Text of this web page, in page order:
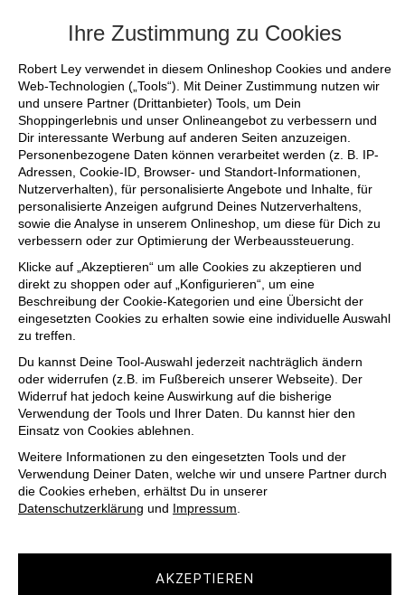
Ihre Zustimmung zu Cookies
Robert Ley verwendet in diesem Onlineshop Cookies und andere
Web-Technologien („Tools“). Mit Deiner Zustimmung nutzen wir
und unsere Partner (Drittanbieter) Tools, um Dein
Shoppingerlebnis und unser Onlineangebot zu verbessern und
Dir interessante Werbung auf anderen Seiten anzuzeigen.
Personenbezogene Daten können verarbeitet werden (z. B. IP-
Adressen, Cookie-ID, Browser- und Standort-Informationen,
Nutzerverhalten), für personalisierte Angebote und Inhalte, für
personalisierte Anzeigen aufgrund Deines Nutzerverhaltens,
sowie die Analyse in unserem Onlineshop, um diese für Dich zu
verbessern oder zur Optimierung der Werbeaussteuerung.
Klicke auf „Akzeptieren“ um alle Cookies zu akzeptieren und
direkt zu shoppen oder auf „Konfigurieren“, um eine
Beschreibung der Cookie-Kategorien und eine Übersicht der
eingesetzten Cookies zu erhalten sowie eine individuelle Auswahl
zu treffen.
Du kannst Deine Tool-Auswahl jederzeit nachträglich ändern
oder widerrufen (z.B. im Fußbereich unserer Webseite). Der
Widerruf hat jedoch keine Auswirkung auf die bisherige
Verwendung der Tools und Ihrer Daten. Du kannst hier den
Einsatz von Cookies ablehnen.
Weitere Informationen zu den eingesetzten Tools und der
Verwendung Deiner Daten, welche wir und unsere Partner durch
die Cookies erheben, erhältst Du in unserer
Datenschutzerklärung und Impressum.
AKZEPTIEREN